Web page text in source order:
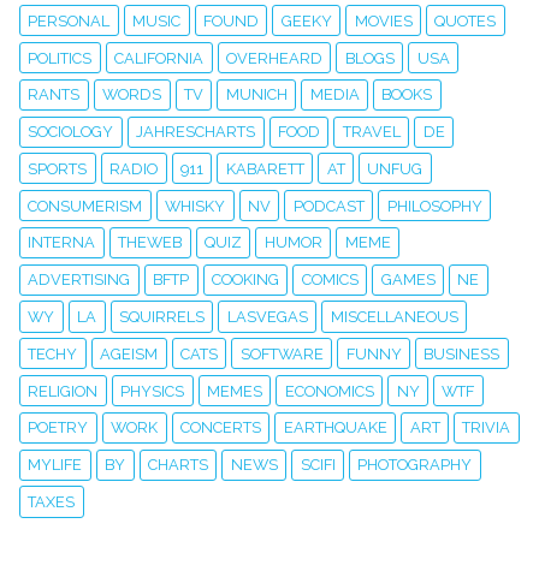
PERSONAL MUSIC FOUND GEEKY MOVIES QUOTES
POLITICS CALIFORNIA OVERHEARD BLOGS USA
RANTS WORDS TV MUNICH MEDIA BOOKS
SOCIOLOGY JAHRESCHARTS FOOD TRAVEL DE
SPORTS RADIO 911 KABARETT AT UNFUG
CONSUMERISM WHISKY NV PODCAST PHILOSOPHY
INTERNA THEWEB QUIZ HUMOR MEME
ADVERTISING BFTP COOKING COMICS GAMES NE
WY LA SQUIRRELS LASVEGAS MISCELLANEOUS
TECHY AGEISM CATS SOFTWARE FUNNY BUSINESS
RELIGION PHYSICS MEMES ECONOMICS NY WTF
POETRY WORK CONCERTS EARTHQUAKE ART TRIVIA
MYLIFE BY CHARTS NEWS SCIFI PHOTOGRAPHY
TAXES